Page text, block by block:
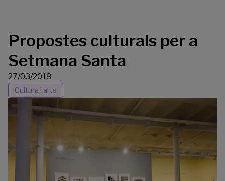
Propostes culturals per a
Setmana Santa
27/03/2018
Cultura i arts